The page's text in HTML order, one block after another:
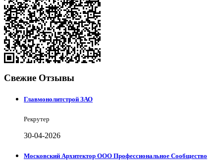
Свежие Отзывы
Главмонолитстрой ЗАО
Рекрутер
30-04-2026
Московский Архитектор ООО Профессиональное Сообщество